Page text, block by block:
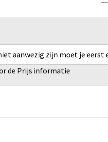
aanwezig zijn moet je eerst
de Prijs informatie